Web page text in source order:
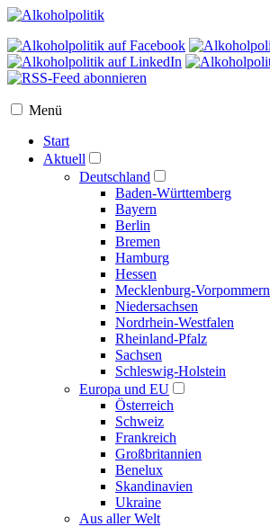
Menü
Start
Aktuell
Deutschland
Baden-Württemberg
Bayern
Berlin
Bremen
Hamburg
Hessen
Mecklenburg-Vorpommern
Niedersachsen
Nordrhein-Westfalen
Rheinland-Pfalz
Sachsen
Schleswig-Holstein
Europa und EU
Österreich
Schweiz
Frankreich
Großbritannien
Benelux
Skandinavien
Ukraine
Aus aller Welt